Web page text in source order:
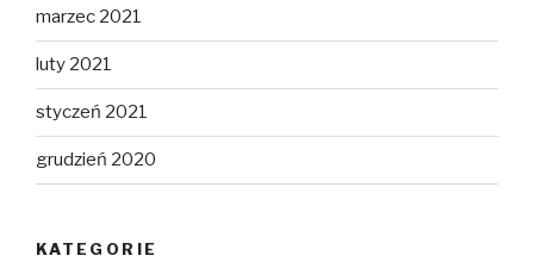
marzec 2021
luty 2021
styczeń 2021
grudzień 2020
KATEGORIE